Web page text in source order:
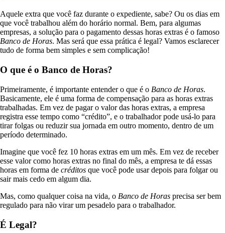
Aquele extra que você faz durante o expediente, sabe? Ou os dias em
que você trabalhou além do horário normal. Bem, para algumas
empresas, a solução para o pagamento dessas horas extras é o famoso
Banco de Horas. Mas será que essa prática é legal? Vamos esclarecer
tudo de forma bem simples e sem complicação!
O que é o Banco de Horas?
Primeiramente, é importante entender o que é o Banco de Horas.
Basicamente, ele é uma forma de compensação para as horas extras
trabalhadas. Em vez de pagar o valor das horas extras, a empresa
registra esse tempo como “crédito”, e o trabalhador pode usá-lo para
tirar folgas ou reduzir sua jornada em outro momento, dentro de um
período determinado.
Imagine que você fez 10 horas extras em um mês. Em vez de receber
esse valor como horas extras no final do mês, a empresa te dá essas
horas em forma de créditos que você pode usar depois para folgar ou
sair mais cedo em algum dia.
Mas, como qualquer coisa na vida, o Banco de Horas precisa ser bem
regulado para não virar um pesadelo para o trabalhador.
É Legal?